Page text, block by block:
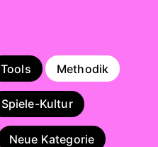
Tools Methodik
Spiele-Kultur
Neue Kategorie